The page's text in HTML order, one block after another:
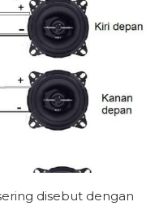
disebut dengan